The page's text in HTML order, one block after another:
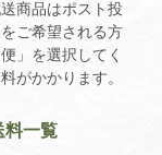
商品はポスト投
ご希望される方
」を選択してく
がかかります。
料一覧